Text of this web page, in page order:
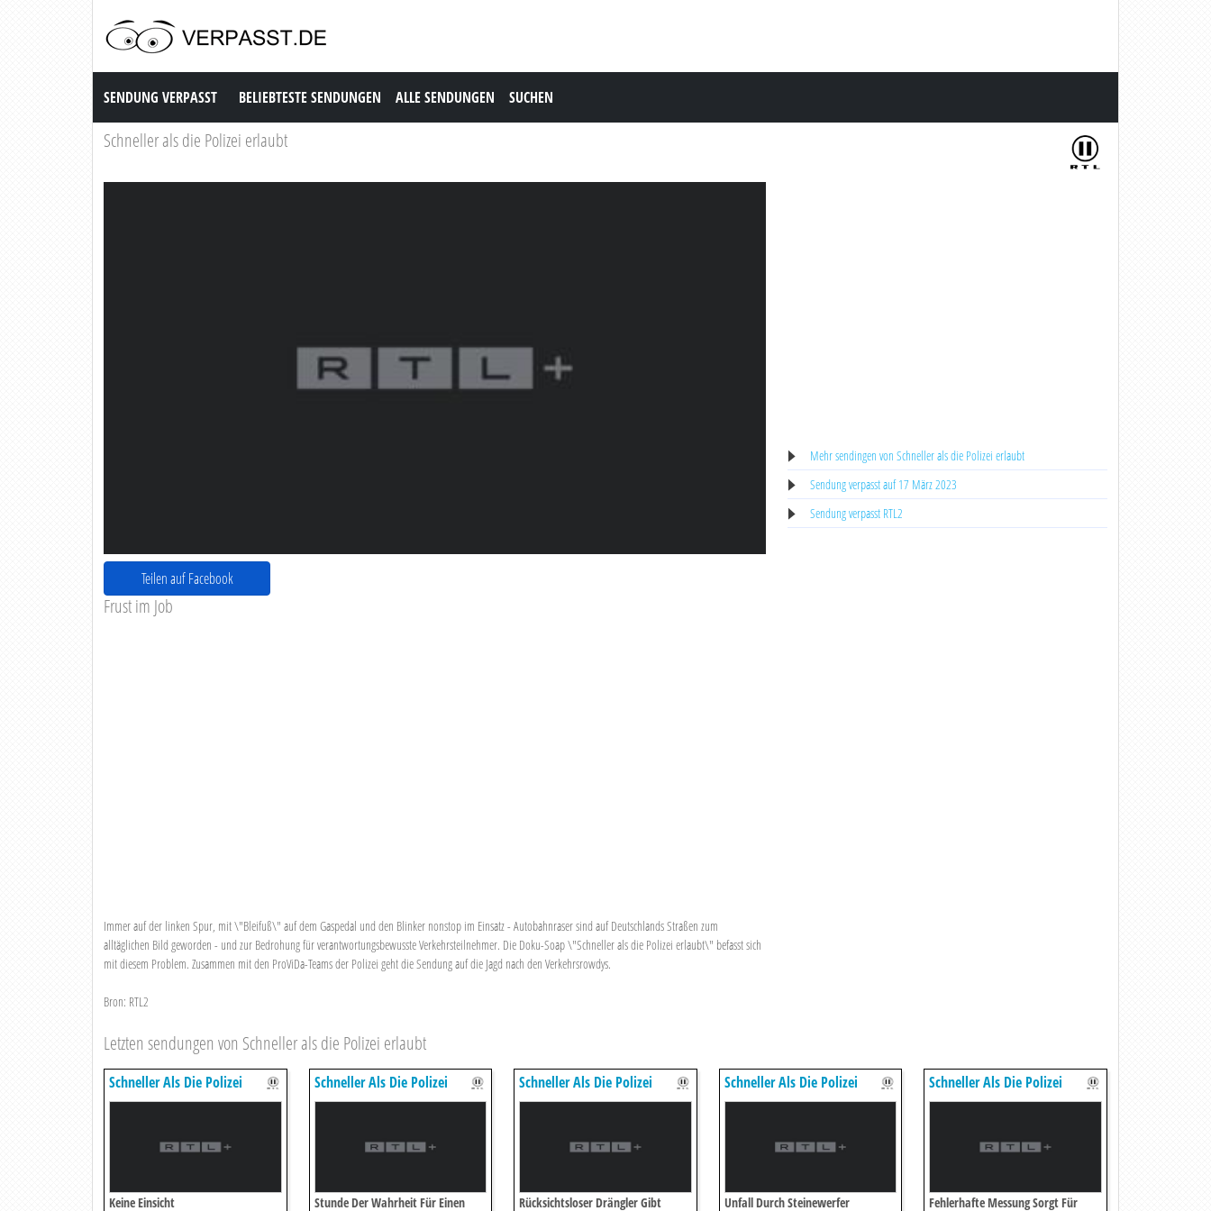
Sendung Verpasst
SENDUNG VERPASST BELIEBTESTE SENDUNGEN ALLE SENDUNGEN SUCHEN
Schneller als die Polizei erlaubt
Teilen auf Facebook
Frust im Job
Immer auf der linken Spur, mit \"Bleifuß\" auf dem Gaspedal und den Blinker nonstop im Einsatz - Autobahnraser sind auf Deutschlands Straßen zum
alltäglichen Bild geworden - und zur Bedrohung für verantwortungsbewusste Verkehrsteilnehmer. Die Doku-Soap \"Schneller als die Polizei erlaubt\" befasst sich
mit diesem Problem. Zusammen mit den ProViDa-Teams der Polizei geht die Sendung auf die Jagd nach den Verkehrsrowdys.
Bron: RTL2
Mehr sendingen von Schneller als die Polizei erlaubt
Sendung verpasst auf 17 März 2023
Sendung verpasst RTL2
Letzten sendungen von Schneller als die Polizei erlaubt
Schneller Als Die Polizei
Erlaubt
Keine Einsicht
Schneller Als Die Polizei
Erlaubt
Stunde Der Wahrheit Für Einen
Schneller Als Die Polizei
Erlaubt
Rücksichtsloser Drängler Gibt
Schneller Als Die Polizei
Erlaubt
Unfall Durch Steinewerfer
Schneller Als Die Polizei
Erlaubt
Fehlerhafte Messung Sorgt Für